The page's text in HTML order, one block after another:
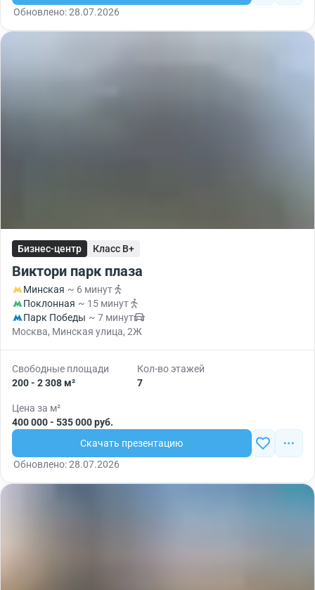
Обновлено: 28.07.2026
Бизнес-центр Класс B+
Виктори парк плаза
Минская ~ 6 минут
Поклонная ~ 15 минут
Парк Победы ~ 7 минут
Москва, Минская улица, 2Ж
Свободные площади
200 - 2 308 м²
Кол-во этажей
7
Цена за м²
400 000 - 535 000 руб.
Скачать презентацию
Обновлено: 28.07.2026